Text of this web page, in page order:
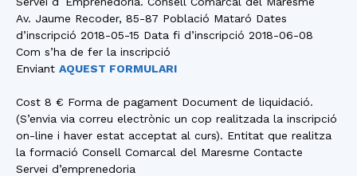
Av. Jaume Recoder, 85-87 Població Mataró Dates
d’inscripció 2018-05-15 Data fi d’inscripció 2018-06-08
Com s’ha de fer la inscripció
Enviant AQUEST FORMULARI
Cost 8 € Forma de pagament Document de liquidació.
(S’envia via correu electrònic un cop realitzada la inscripció
on-line i haver estat acceptat al curs). Entitat que realitza
la formació Consell Comarcal del Maresme Contacte
Servei d’emprenedoria